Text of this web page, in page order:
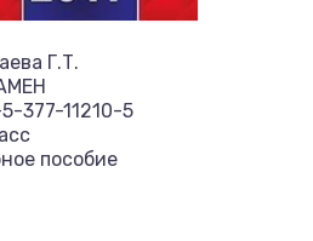
Г.Т.
377-11210-5
пособие